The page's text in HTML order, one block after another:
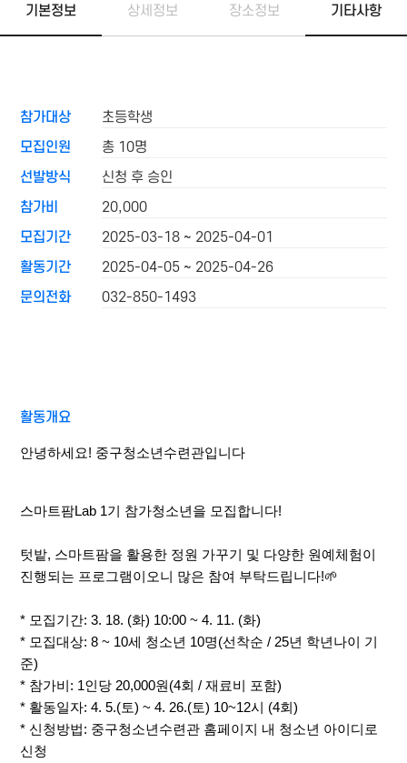
기본정보 상세정보 장소정보 기타사항
참가대상
초등학생
모집인원
총 10명
선발방식
신청 후 승인
참가비
20,000
모집기간
2025-03-18 ~ 2025-04-01
활동기간
2025-04-05 ~ 2025-04-26
문의전화
032-850-1493
활동개요
안녕하세요! 중구청소년수련관입니다
스마트팜Lab 1기 참가청소년을 모집합니다!
텃밭, 스마트팜을 활용한 정원 가꾸기 및 다양한 원예체험이
진행되는 프로그램이오니 많은 참여 부탁드립니다!🌱
* 모집기간: 3. 18. (화) 10:00 ~ 4. 11. (화)
* 모집대상: 8 ~ 10세 청소년 10명(선착순 / 25년 학년나이 기
준)
* 참가비: 1인당 20,000원(4회 / 재료비 포함)
* 활동일자: 4. 5.(토) ~ 4. 26.(토) 10~12시 (4회)
* 신청방법: 중구청소년수련관 홈페이지 내 청소년 아이디로
신청